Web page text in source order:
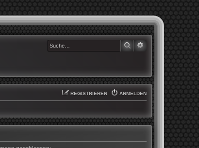
SUCHE
ANMELDEN
REGISTRIEREN